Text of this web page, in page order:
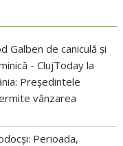
Galben de caniculă și
- ClujToday la
Președintele
vânzarea
Perioada,